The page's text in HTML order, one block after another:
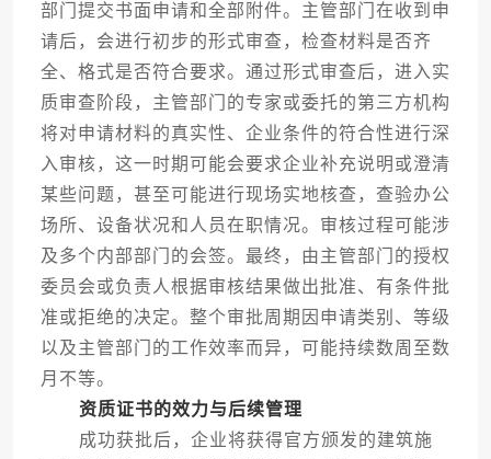
部门提交书面申请和全部附件。主管部门在收到申
请后，会进行初步的形式审查，检查材料是否齐
全、格式是否符合要求。通过形式审查后，进入实
质审查阶段，主管部门的专家或委托的第三方机构
将对申请材料的真实性、企业条件的符合性进行深
入审核，这一时期可能会要求企业补充说明或澄清
某些问题，甚至可能进行现场实地核查，查验办公
场所、设备状况和人员在职情况。审核过程可能涉
及多个内部部门的会签。最终，由主管部门的授权
委员会或负责人根据审核结果做出批准、有条件批
准或拒绝的决定。整个审批周期因申请类别、等级
以及主管部门的工作效率而异，可能持续数周至数
月不等。
资质证书的效力与后续管理
成功获批后，企业将获得官方颁发的建筑施